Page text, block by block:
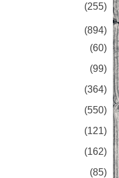
(255)
(894)
(60)
(99)
(364)
(550)
(121)
(162)
(85)